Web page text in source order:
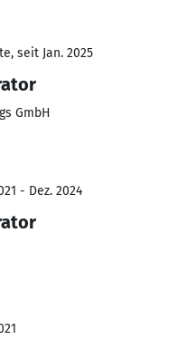
seit Jan. 2025
GmbH
- Dez. 2024